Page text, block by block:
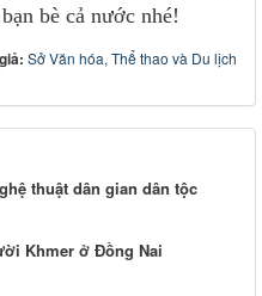
bè cả nước nhé!
Sở Văn hóa, Thể thao và Du lịch
thuật dân gian dân tộc
Khmer ở Đồng Nai